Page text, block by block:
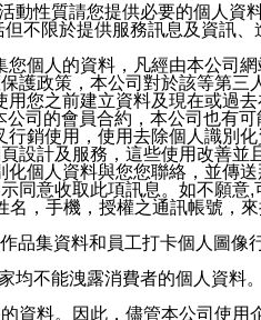
性質請您提供必要的個人資
不限於提供服務訊息及資訊
個人的資料，凡經由本公司
政策，本公司對於該等第三
您之前建立資料及現在或過
司的會員合約，本公司也有可
銷使用，使用去除個人識別
計及服務，這些使用改善並
個人資料與您您聯絡，並傳
意收取此項訊息。如不願意,
，手機，授權之通訊帳號，
集資料和員工打卡個人圖像
不能洩露消費者的個人資料
料。因此，儘管本公司使